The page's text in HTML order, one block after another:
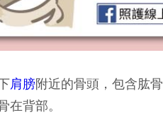
肩膀附近的骨頭，包含肱
背部。